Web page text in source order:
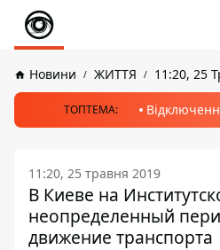
Новини ЖИТТЯ 11:20, 25
ТОПТЕМА:
11:20, 25 травня 2019
В Киеве на
неопределенный
движение транспорта